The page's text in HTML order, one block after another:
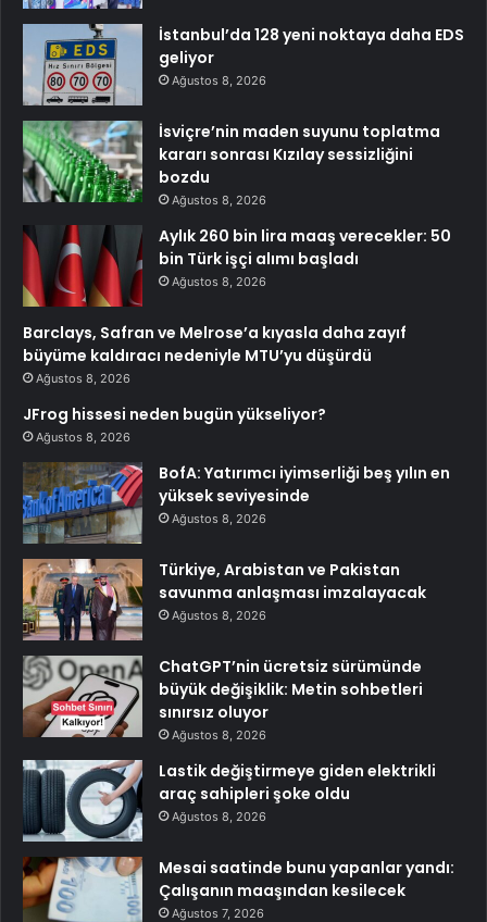
İstanbul’da 128 yeni noktaya daha EDS
geliyor
Ağustos 8, 2026
İsviçre’nin maden suyunu toplatma
kararı sonrası Kızılay sessizliğini
bozdu
Ağustos 8, 2026
Aylık 260 bin lira maaş verecekler: 50
bin Türk işçi alımı başladı
Ağustos 8, 2026
Barclays, Safran ve Melrose’a kıyasla daha zayıf
büyüme kaldıracı nedeniyle MTU’yu düşürdü
Ağustos 8, 2026
JFrog hissesi neden bugün yükseliyor?
Ağustos 8, 2026
BofA: Yatırımcı iyimserliği beş yılın en
yüksek seviyesinde
Ağustos 8, 2026
Türkiye, Arabistan ve Pakistan
savunma anlaşması imzalayacak
Ağustos 8, 2026
ChatGPT’nin ücretsiz sürümünde
büyük değişiklik: Metin sohbetleri
sınırsız oluyor
Ağustos 8, 2026
Lastik değiştirmeye giden elektrikli
araç sahipleri şoke oldu
Ağustos 8, 2026
Mesai saatinde bunu yapanlar yandı:
Çalışanın maaşından kesilecek
Ağustos 7, 2026